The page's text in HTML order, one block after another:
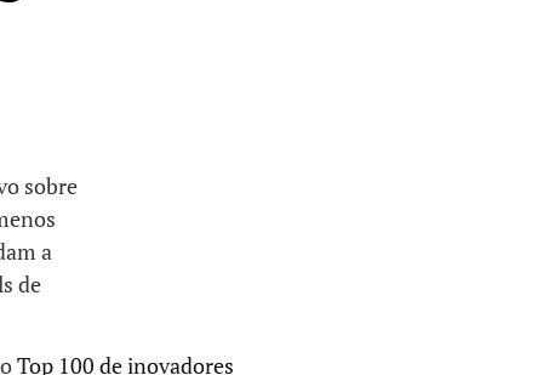
sobre
a
de
Top 100 de inovadores